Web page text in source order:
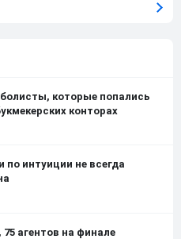
которые попались
конторах
по интуиции не всегда
агентов на финале